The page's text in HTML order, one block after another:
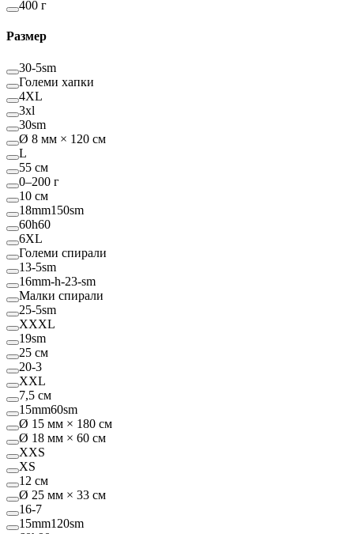
400 г
Размер
30-5sm
Големи хапки
4XL
3xl
30sm
Ø 8 мм × 120 см
L
55 см
0–200 г
10 см
18mm150sm
60h60
6XL
Големи спирали
13-5sm
16mm-h-23-sm
Малки спирали
25-5sm
XXXL
19sm
25 см
20-3
XXL
7,5 см
15mm60sm
Ø 15 мм × 180 см
Ø 18 мм × 60 см
XXS
XS
12 см
Ø 25 мм × 33 см
16-7
15mm120sm